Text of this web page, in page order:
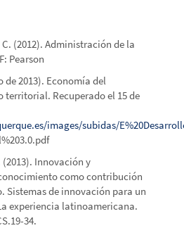
C. (2012). Administración de la
Pearson
de 2013). Economía del
territorial. Recuperado el 15 de
images/subidas/
(2013). Innovación y
como contribución
Sistemas de innovación para un
experiencia latinoamericana.
34.